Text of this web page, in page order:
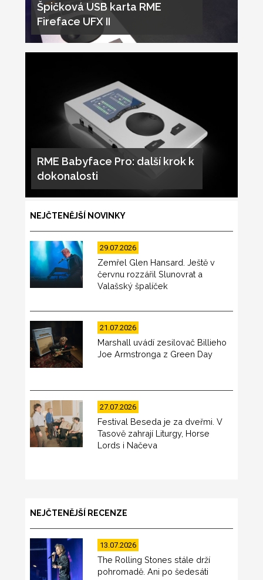
Špičková USB karta RME
Fireface UFX II
RME Babyface Pro: další krok k
dokonalosti
NEJČTENĚJŠÍ NOVINKY
29.07.2026
Zemřel Glen Hansard. Ještě v
červnu rozzářil Slunovrat a
Valašský špalíček
21.07.2026
Marshall uvádí zesilovač Billieho
Joe Armstronga z Green Day
27.07.2026
Festival Beseda je za dveřmi. V
Tasově zahrají Liturgy, Horse
Lords i Načeva
NEJČTENĚJŠÍ RECENZE
13.07.2026
The Rolling Stones stále drží
pohromadě. Ani po šedesáti